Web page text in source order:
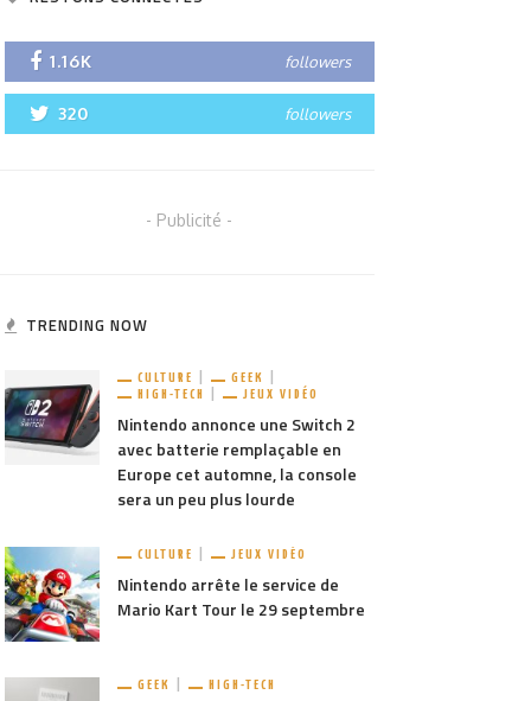
1.16K followers
320 followers
- Publicité -
TRENDING NOW
CULTURE
GEEK
HIGH-TECH
JEUX VIDÉO
Nintendo annonce une Switch 2
avec batterie remplaçable en
Europe cet automne, la console
sera un peu plus lourde
CULTURE JEUX VIDÉO
Nintendo arrête le service de
Mario Kart Tour le 29 septembre
GEEK HIGH-TECH